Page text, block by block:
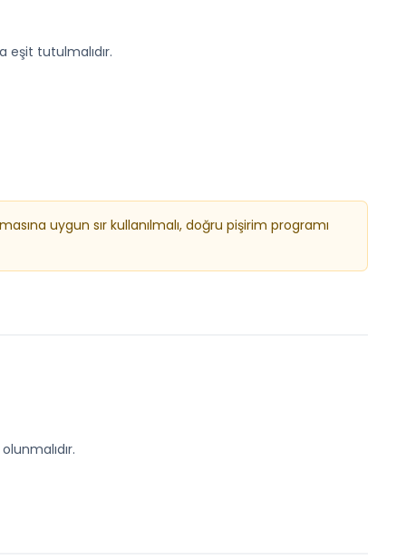
eşit tutulmalıdır.
uygun sır kullanılmalı, doğru pişirim programı